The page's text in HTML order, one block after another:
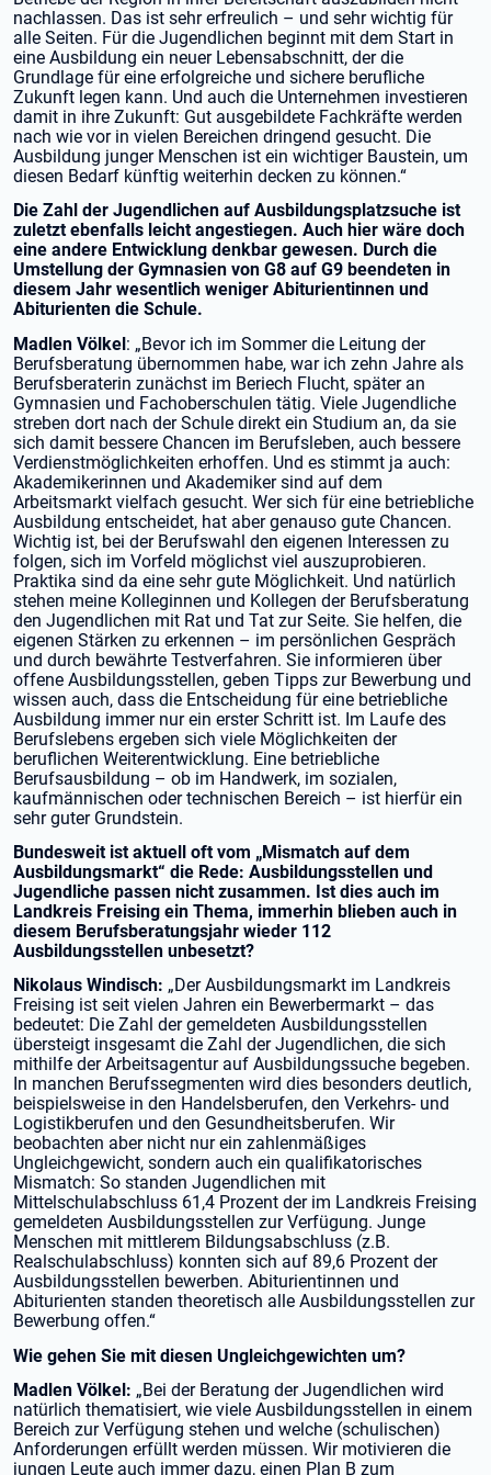
nachlassen. Das ist sehr erfreulich – und sehr wichtig für
alle Seiten. Für die Jugendlichen beginnt mit dem Start in
eine Ausbildung ein neuer Lebensabschnitt, der die
Grundlage für eine erfolgreiche und sichere berufliche
Zukunft legen kann. Und auch die Unternehmen investieren
damit in ihre Zukunft: Gut ausgebildete Fachkräfte werden
nach wie vor in vielen Bereichen dringend gesucht. Die
Ausbildung junger Menschen ist ein wichtiger Baustein, um
diesen Bedarf künftig weiterhin decken zu können.“
Die Zahl der Jugendlichen auf Ausbildungsplatzsuche ist
zuletzt ebenfalls leicht angestiegen. Auch hier wäre doch
eine andere Entwicklung denkbar gewesen. Durch die
Umstellung der Gymnasien von G8 auf G9 beendeten in
diesem Jahr wesentlich weniger Abiturientinnen und
Abiturienten die Schule.
Madlen Völkel: „Bevor ich im Sommer die Leitung der
Berufsberatung übernommen habe, war ich zehn Jahre als
Berufsberaterin zunächst im Beriech Flucht, später an
Gymnasien und Fachoberschulen tätig. Viele Jugendliche
streben dort nach der Schule direkt ein Studium an, da sie
sich damit bessere Chancen im Berufsleben, auch bessere
Verdienstmöglichkeiten erhoffen. Und es stimmt ja auch:
Akademikerinnen und Akademiker sind auf dem
Arbeitsmarkt vielfach gesucht. Wer sich für eine betriebliche
Ausbildung entscheidet, hat aber genauso gute Chancen.
Wichtig ist, bei der Berufswahl den eigenen Interessen zu
folgen, sich im Vorfeld möglichst viel auszuprobieren.
Praktika sind da eine sehr gute Möglichkeit. Und natürlich
stehen meine Kolleginnen und Kollegen der Berufsberatung
den Jugendlichen mit Rat und Tat zur Seite. Sie helfen, die
eigenen Stärken zu erkennen – im persönlichen Gespräch
und durch bewährte Testverfahren. Sie informieren über
offene Ausbildungsstellen, geben Tipps zur Bewerbung und
wissen auch, dass die Entscheidung für eine betriebliche
Ausbildung immer nur ein erster Schritt ist. Im Laufe des
Berufslebens ergeben sich viele Möglichkeiten der
beruflichen Weiterentwicklung. Eine betriebliche
Berufsausbildung – ob im Handwerk, im sozialen,
kaufmännischen oder technischen Bereich – ist hierfür ein
sehr guter Grundstein.
Bundesweit ist aktuell oft vom „Mismatch auf dem
Ausbildungsmarkt“ die Rede: Ausbildungsstellen und
Jugendliche passen nicht zusammen. Ist dies auch im
Landkreis Freising ein Thema, immerhin blieben auch in
diesem Berufsberatungsjahr wieder 112
Ausbildungsstellen unbesetzt?
Nikolaus Windisch: „Der Ausbildungsmarkt im Landkreis
Freising ist seit vielen Jahren ein Bewerbermarkt – das
bedeutet: Die Zahl der gemeldeten Ausbildungsstellen
übersteigt insgesamt die Zahl der Jugendlichen, die sich
mithilfe der Arbeitsagentur auf Ausbildungssuche begeben.
In manchen Berufssegmenten wird dies besonders deutlich,
beispielsweise in den Handelsberufen, den Verkehrs- und
Logistikberufen und den Gesundheitsberufen. Wir
beobachten aber nicht nur ein zahlenmäßiges
Ungleichgewicht, sondern auch ein qualifikatorisches
Mismatch: So standen Jugendlichen mit
Mittelschulabschluss 61,4 Prozent der im Landkreis Freising
gemeldeten Ausbildungsstellen zur Verfügung. Junge
Menschen mit mittlerem Bildungsabschluss (z.B.
Realschulabschluss) konnten sich auf 89,6 Prozent der
Ausbildungsstellen bewerben. Abiturientinnen und
Abiturienten standen theoretisch alle Ausbildungsstellen zur
Bewerbung offen.“
Wie gehen Sie mit diesen Ungleichgewichten um?
Madlen Völkel: „Bei der Beratung der Jugendlichen wird
natürlich thematisiert, wie viele Ausbildungsstellen in einem
Bereich zur Verfügung stehen und welche (schulischen)
Anforderungen erfüllt werden müssen. Wir motivieren die
jungen Leute auch immer dazu, einen Plan B zum